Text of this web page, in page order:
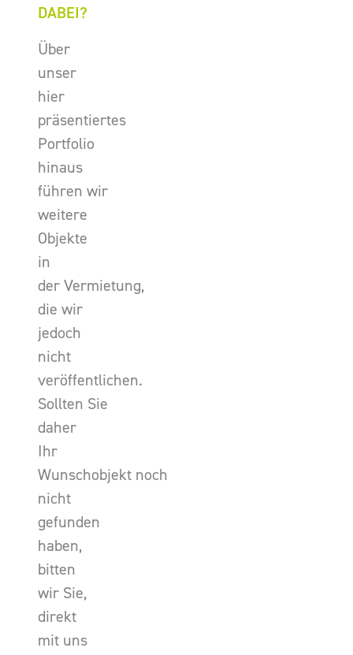
DABEI?
Über
unser
hier
präsentiertes
Portfolio
hinaus
führen wir
weitere
Objekte
in
der Vermietung,
die wir
jedoch
nicht
veröffentlichen.
Sollten Sie
daher
Ihr
Wunschobjekt noch
nicht
gefunden
haben,
bitten
wir Sie,
direkt
mit uns